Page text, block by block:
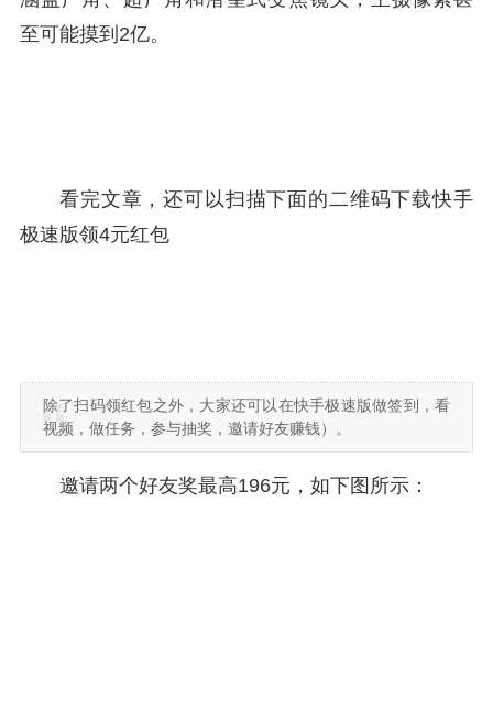
至可能摸到2亿。
看完文章，还可以扫描下面的二维码下载快手
极速版领4元红包
除了扫码领红包之外，大家还可以在快手极速版做签到，看
视频，做任务，参与抽奖，邀请好友赚钱）。
邀请两个好友奖最高196元，如下图所示：